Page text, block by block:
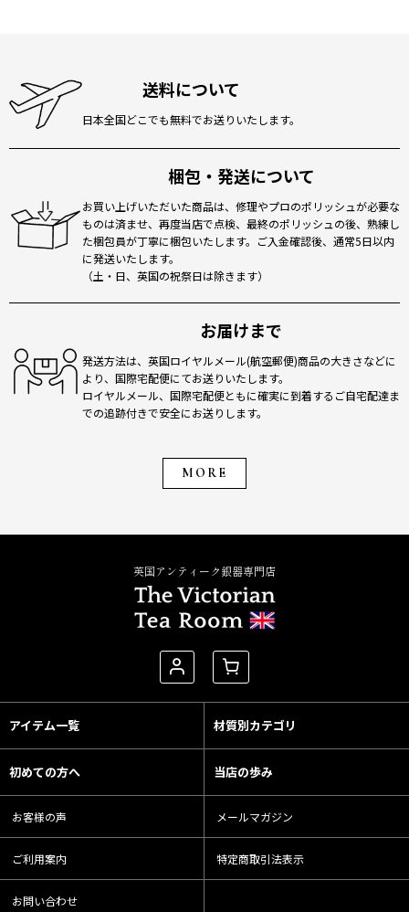
送料について
日本全国どこでも無料でお送りいたします。
梱包・発送について
お買い上げいただいた商品は、修理やプロのポリッシュが必要な
ものは済ませ、再度当店で点検、最終のポリッシュの後、熟練し
た梱包員が丁寧に梱包いたします。ご入金確認後、通常5日以内
に発送いたします。
（土・日、英国の祝祭日は除きます）
お届けまで
発送方法は、英国ロイヤルメール(航空郵便)商品の大きさなどに
より、国際宅配便にてお送りいたします。
ロイヤルメール、国際宅配便ともに確実に到着するご自宅配達ま
での追跡付きで安全にお送りします。
MORE
英国アンティーク銀器専門店
アイテム一覧 材質別カテゴリ
初めての方へ 当店の歩み
お客様の声 メールマガジン
ご利用案内 特定商取引法表示
お問い合わせ